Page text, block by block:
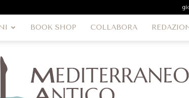
BOOK SHOP COLLABORA